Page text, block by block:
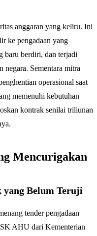
anggaran yang keliru. Ini
ke pengadaan yang
baru berdiri, dan terjadi
negara. Sementara mitra
operasional saat
memenuhi kebutuhan
kontrak senilai triliunan
Mencurigakan
yang Belum Teruji
tender pengadaan
AHU dari Kementerian